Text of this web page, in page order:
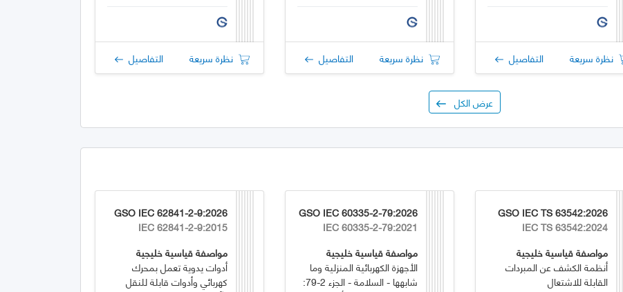
نظرة سريعة التفاصيل نظرة سريعة التفاصيل نظرة سريعة التفاصيل
عرض الكل
GSO IEC TS 63542:2026
IEC TS 63542:2024
مواصفة قياسية خليجية
أنظمة الكشف عن المبردات
القابلة للاشتعال
GSO IEC 60335-2-79:2026
IEC 60335-2-79:2021
مواصفة قياسية خليجية
الأجهزة الكهربائية المنزلية وما
شابهها - السلامة - الجزء 2-79:
GSO IEC 62841-2-9:2026
IEC 62841-2-9:2015
مواصفة قياسية خليجية
أدوات يدوية تعمل بمحرك
كهربائي وأدوات قابلة للنقل